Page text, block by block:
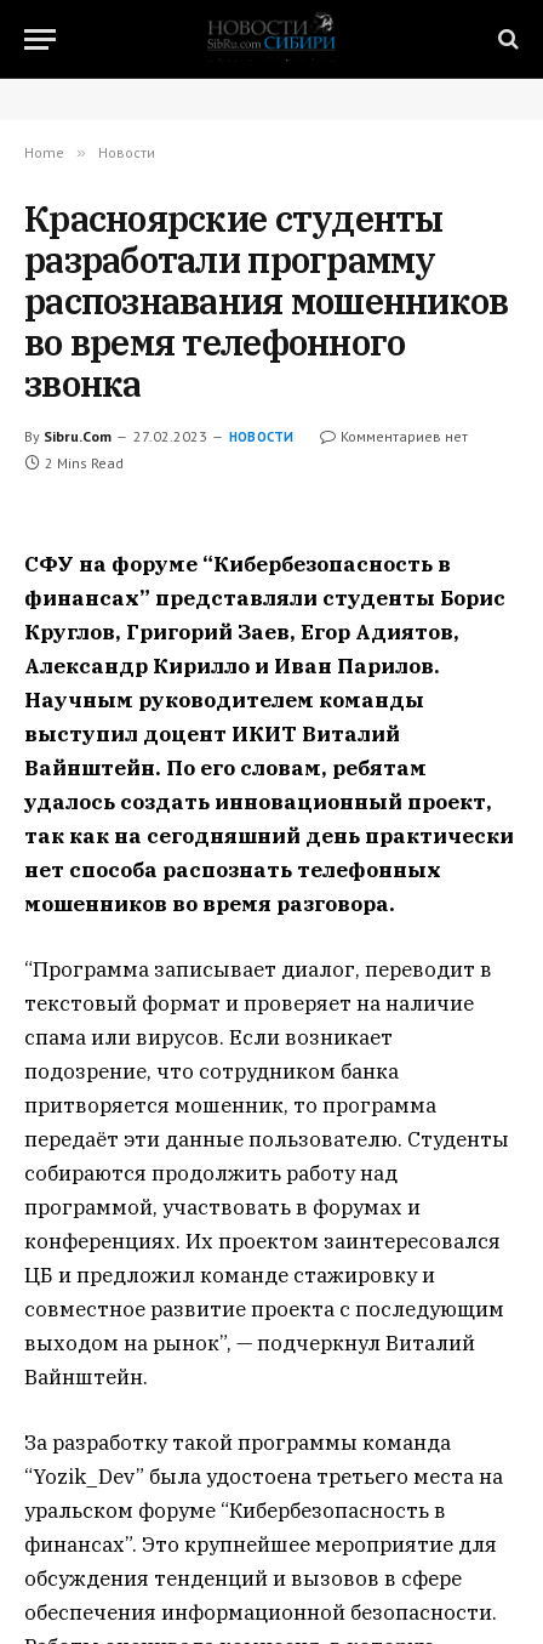
Home » Новости
Красноярские студенты
разработали программу
распознавания мошенников
во время телефонного
звонка
By Sibru.Com 27.02.2023 НОВОСТИ
Комментариев нет
2 Mins Read
СФУ на форуме “Кибербезопасность в
финансах” представляли студенты Борис
Круглов, Григорий Заев, Егор Адиятов,
Александр Кирилло и Иван Парилов.
Научным руководителем команды
выступил доцент ИКИТ Виталий
Вайнштейн. По его словам, ребятам
удалось создать инновационный проект,
так как на сегодняшний день практически
нет способа распознать телефонных
мошенников во время разговора.
“Программа записывает диалог, переводит в
текстовый формат и проверяет на наличие
спама или вирусов. Если возникает
подозрение, что сотрудником банка
притворяется мошенник, то программа
передаёт эти данные пользователю. Студенты
собираются продолжить работу над
программой, участвовать в форумах и
конференциях. Их проектом заинтересовался
ЦБ и предложил команде стажировку и
совместное развитие проекта с последующим
выходом на рынок”, — подчеркнул Виталий
Вайнштейн.
За разработку такой программы команда
“Yozik_Dev” была удостоена третьего места на
уральском форуме “Кибербезопасность в
финансах”. Это крупнейшее мероприятие для
обсуждения тенденций и вызовов в сфере
обеспечения информационной безопасности.